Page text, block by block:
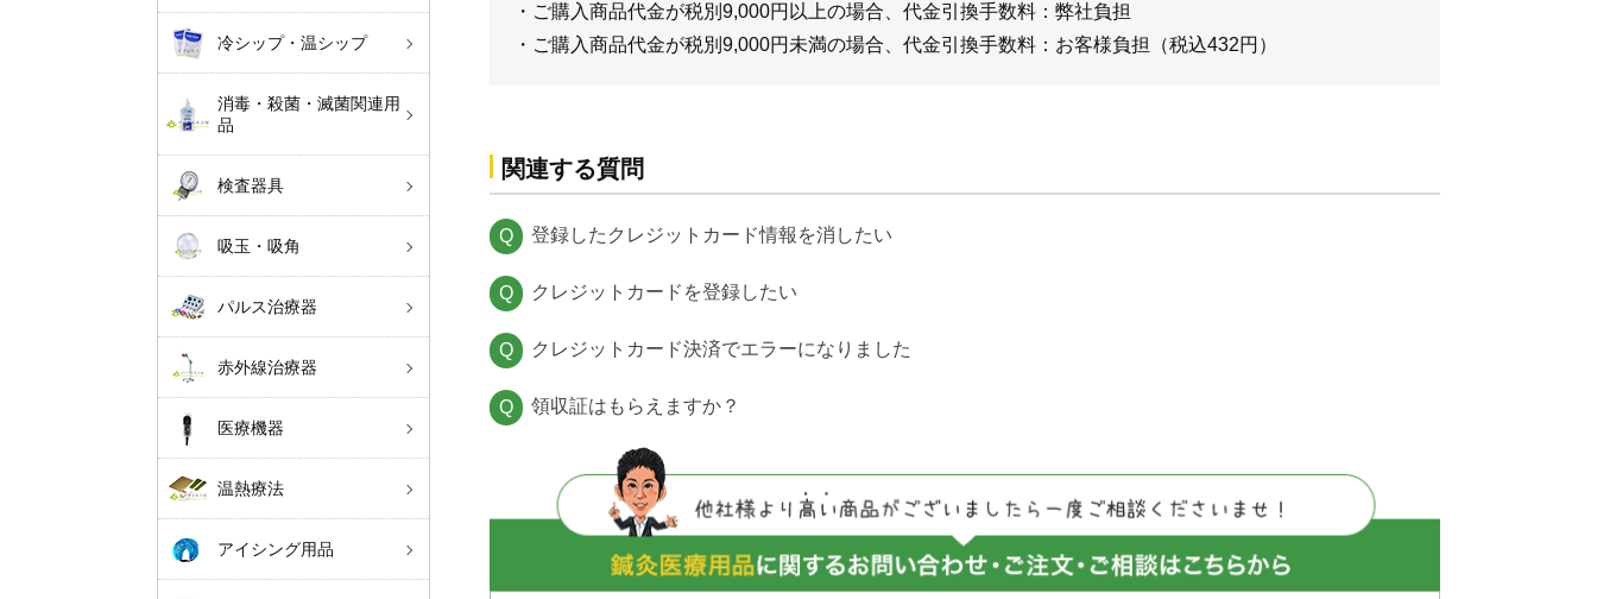
・ご購入商品代金が税別9,000円以上の場合、代金引換手数料：弊社負担
・ご購入商品代金が税別9,000円未満の場合、代金引換手数料：お客様負担（税込432円）
関連する質問
登録したクレジットカード情報を消したい
クレジットカードを登録したい
クレジットカード決済でエラーになりました
領収証はもらえますか？
冷シップ・温シップ
消毒・殺菌・滅菌関連用
品
検査器具
吸玉・吸角
パルス治療器
赤外線治療器
医療機器
温熱療法
アイシング用品